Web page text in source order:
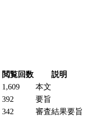
閲覧回数
説明
1,609
本文
392
要旨
342 審査結果要旨